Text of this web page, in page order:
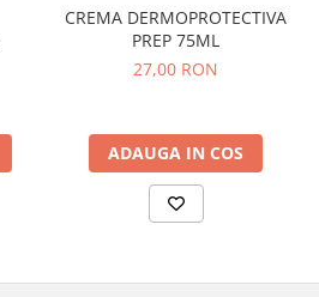
CREMA DERMOPROTECTIVA
PREP 75ML
27,00 RON
ADAUGA IN COS